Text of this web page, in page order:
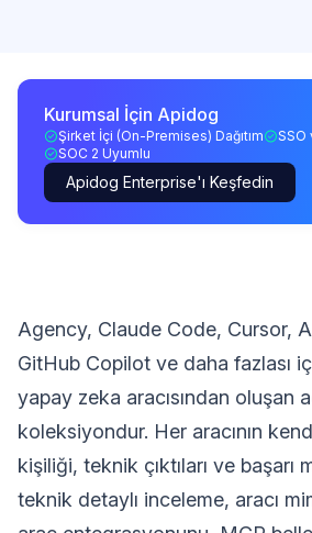
Kurumsal İçin Apidog
Şirket İçi (On-Premises) Dağıtım
SSO
SOC 2 Uyumlu
Apidog Enterprise'ı Keşfedin
Agency, Claude Code, Cursor,
GitHub Copilot ve daha fazlası
yapay zeka aracısından oluşan
koleksiyondur. Her aracının
kişiliği, teknik çıktıları ve başarı
teknik detaylı inceleme, aracı